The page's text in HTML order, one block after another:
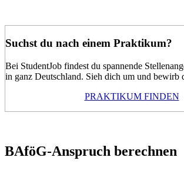
Suchst du nach einem Praktikum?
Bei StudentJob findest du spannende
in ganz Deutschland. Sieh dich um und bewirb
PRAKTIKUM FINDEN
BAföG-Anspruch berechnen